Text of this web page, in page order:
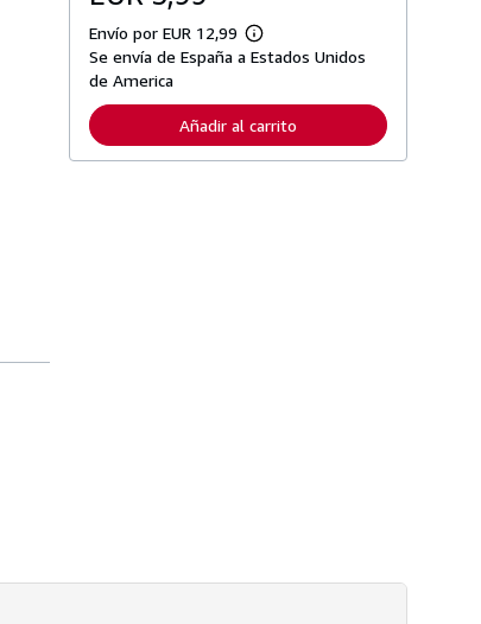
Envío por EUR 12,99
M
á
f
o
r
Se envía de España a Estados Unidos
de America
Añadir al carrito